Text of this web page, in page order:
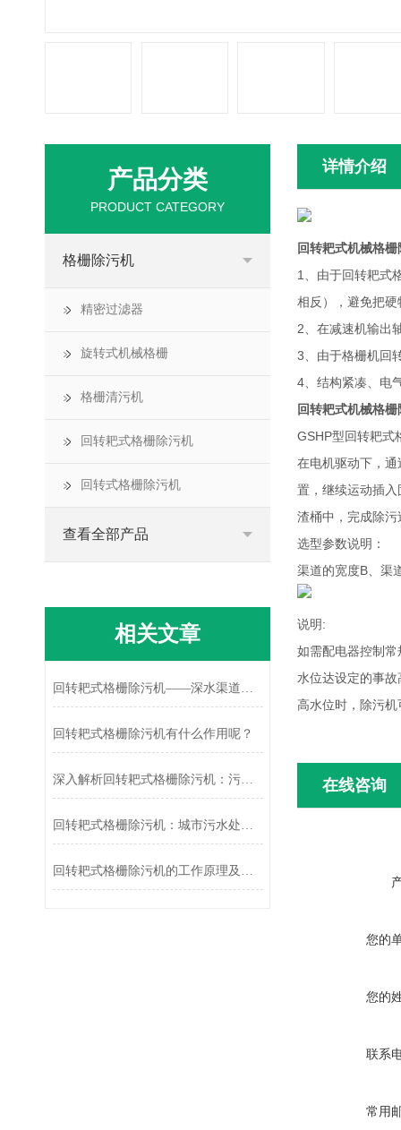
详情介绍
回转耙式机械格
1、由于回转耙式
相反），避免把
2、在减速机输出
3、由于格栅机回
4、结构紧凑、电
回转耙式机械格
GSHP型回转耙式
在电机驱动下，
置，继续运动插
渣桶中，完成除
选型参数说明：
渠道的宽度B、渠
说明:
如需配电器控制
水位达设定的事
高水位时，除污
在线咨询
您的
您的
联系
常用
产品分类
PRODUCT CATEGORY
格栅除污机
精密过滤器
旋转式机械格栅
格栅清污机
回转耙式格栅除污机
回转式格栅除污机
查看全部产品
相关文章
回转耙式格栅除污机——深水渠道拦截的优化方案
回转耙式格栅除污机有什么作用呢？
深入解析回转耙式格栅除污机：污水处理的得力助手
回转耙式格栅除污机：城市污水处理的“清道夫”
回转耙式格栅除污机的工作原理及应用